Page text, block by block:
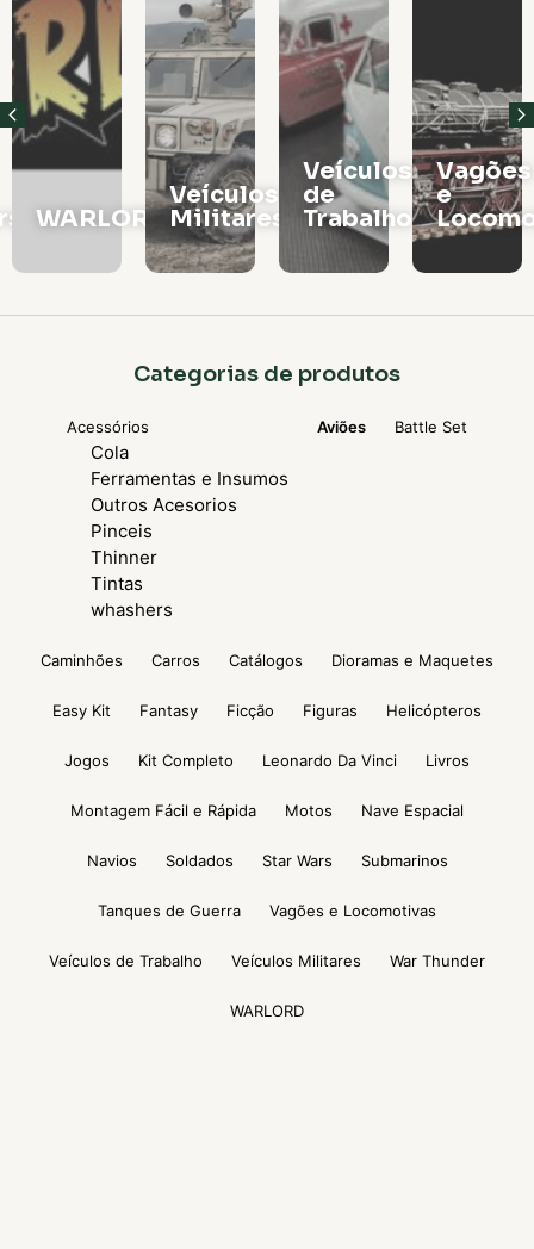
WARLORD
Veículos
Militares
Veículos
de
Trabalho
Vagões
e
Categorias de produtos
Acessórios
Cola
Ferramentas e Insumos
Outros Acesorios
Pinceis
Thinner
Tintas
whashers
Aviões Battle Set
Caminhões Carros Catálogos Dioramas e Maquetes
Easy Kit Fantasy Ficção Figuras Helicópteros
Jogos Kit Completo Leonardo Da Vinci Livros
Montagem Fácil e Rápida Motos Nave Espacial
Navios Soldados Star Wars Submarinos
Tanques de Guerra Vagões e Locomotivas
Veículos de Trabalho Veículos Militares War Thunder
WARLORD